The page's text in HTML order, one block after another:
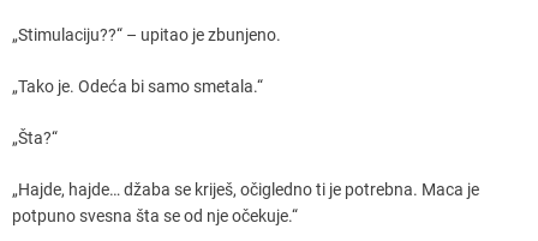
„Stimulaciju??“ – upitao je zbunjeno.
„Tako je. Odeća bi samo smetala.“
„Šta?“
„Hajde, hajde… džaba se kriješ, očigledno ti je potrebna. Maca je
potpuno svesna šta se od nje očekuje.“